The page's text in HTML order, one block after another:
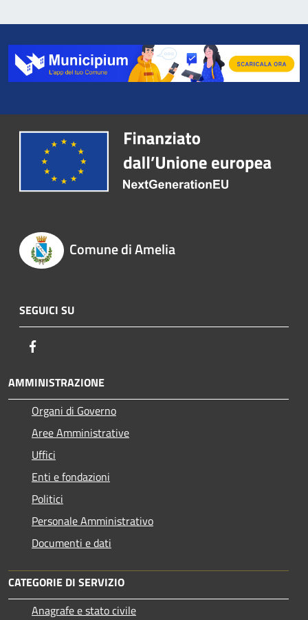
Comune di Amelia
SEGUICI SU
AMMINISTRAZIONE
Organi di Governo
Aree Amministrative
Uffici
Enti e fondazioni
Politici
Personale Amministrativo
Documenti e dati
CATEGORIE DI SERVIZIO
Anagrafe e stato civile